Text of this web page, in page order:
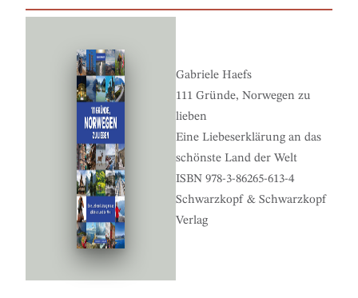
Gabriele Haefs
111 Gründe, Norwegen zu
lieben
Eine Liebeserklärung an das
schönste Land der Welt
ISBN 978-3-86265-613-4
Schwarzkopf & Schwarzkopf
Verlag